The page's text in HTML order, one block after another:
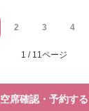
2 3 4
1 / 11ページ
空席確認・予約する